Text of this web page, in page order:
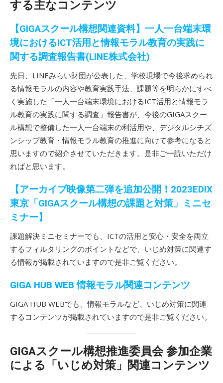
する主なコンテンツ
【GIGAスクール構想関連資料】一人一台端末環
境におけるICT活用と情報モラル教育の実践に
関する調査報告書(LINE株式会社)
先日、LINEみらい財団が公表した、学校現場で今後求められ
る情報モラルの内容や教育実践手法、課題等を明らかにすべ
く実施した「一人一台端末環境におけるICT活用と情報モラ
ル教育の実践に関する調査」報告書が、今後のGIGAスクー
ル構想で整備した一人一台端末の利活用や、デジタルシチズ
ンシップ教育・情報モラル教育の推進に向けて参考になると
思いますので紹介させていただきます。是非ご一読いただけ
ればと思います。
【アーカイブ映像第二弾を追加公開！2023EDIX
東京「GIGAスクール構想の課題と対策」ミニセ
ミナー】
課題解決ミニセミナーでも、ICTの活用と安心・安全を両立
するフィルタリングのポイントなどで、いじめ対策に関連す
る情報が掲載されていますので是非ご覧ください。
GIGA HUB WEB 情報モラル関連コンテンツ
GIGA HUB WEBでも、情報モラルなど、いじめ対策に関連
するコンテンツが掲載されていますので是非ご覧ください。
GIGAスクール構想推進委員会 参加企業
による「いじめ対策」関連コンテンツ